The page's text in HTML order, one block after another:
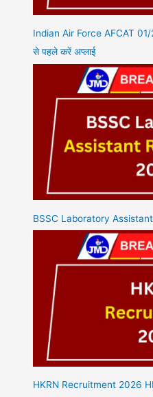
Indian Air Force AFCAT
से पहले करें अप्लाई
BSSC Laboratory
HKRN Recruitment 2026